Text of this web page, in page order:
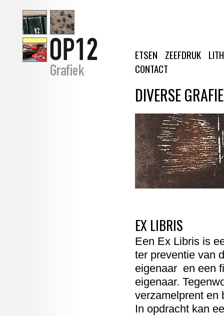
ETSEN ZEEFDRUK
CONTACT
DIVERSE
EX LIBRIS
Een Ex Libris is
ter preventie van
eigenaar en een
eigenaar.
verzamelprent en
In opdracht kan